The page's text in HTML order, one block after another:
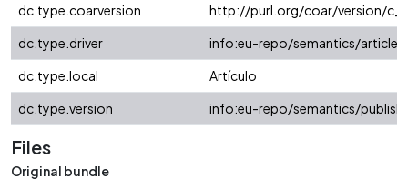
dc.type.coarversion
http://purl.org/coar/version/
dc.type.driver
info:eu-repo/semantics/article
dc.type.local
Artículo
dc.type.version
info:eu-repo/semantics/
Files
Original bundle